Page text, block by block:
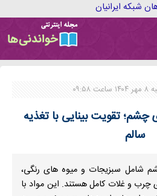
چشم؛ تقویت بینایی با تغذیه
سالم
شامل سبزیجات و میوه‌ های رنگی،
چرب و غلات کامل هستند. این مواد با